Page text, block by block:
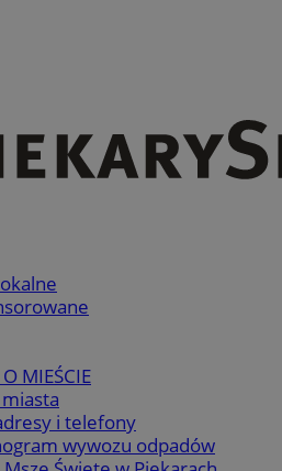
MIEŚCIE
i telefony
wywozu odpadów